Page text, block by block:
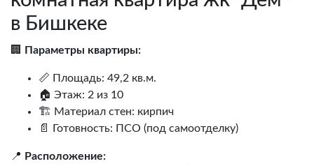
в Бишкеке
🏢 Параметры квартиры:
📏 Площадь: 49,2 кв.м.
🏠 Этаж: 2 из 10
🏗 Материал стен: кирпич
📄 Готовность: ПСО (под самоотделку)
📍 Расположение: